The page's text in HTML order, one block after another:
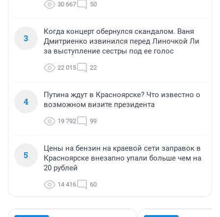
30 667 50
3
Когда концерт обернулся скандалом. Ваня
Дмитриенко извинился перед Линочкой Ли
за выступление сестры под ее голос
22 015 22
4
Путина ждут в Красноярске? Что известно о
возможном визите президента
19 792 99
5
Цены на бензин на краевой сети заправок в
Красноярске внезапно упали больше чем на
20 рублей
14 416 60